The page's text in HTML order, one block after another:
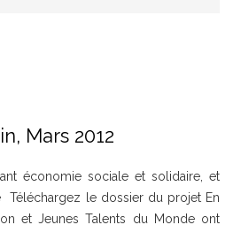
Mars 2012
économie sociale et solidaire, et
Téléchargez le dossier du projet En
et Jeunes Talents du Monde ont